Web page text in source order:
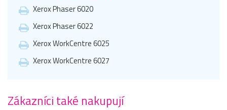
Xerox Phaser 6020
Xerox Phaser 6022
Xerox WorkCentre 6025
Xerox WorkCentre 6027
Zákazníci také nakupují